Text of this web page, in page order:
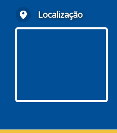
Localização